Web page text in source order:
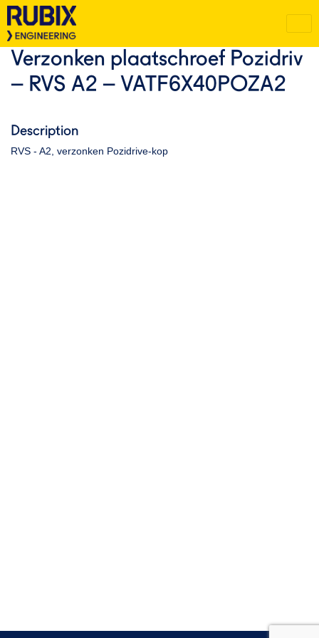
Verzonken plaatschroef Pozidriv
– RVS A2 – VATF6X40POZA2
Description
RVS - A2, verzonken Pozidrive-kop